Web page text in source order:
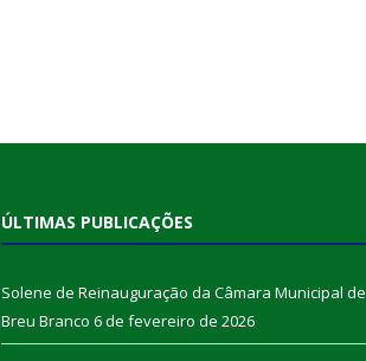
ÚLTIMAS PUBLICAÇÕES
Solene de Reinauguração da Câmara Municipal de
Breu Branco 6 de fevereiro de 2026